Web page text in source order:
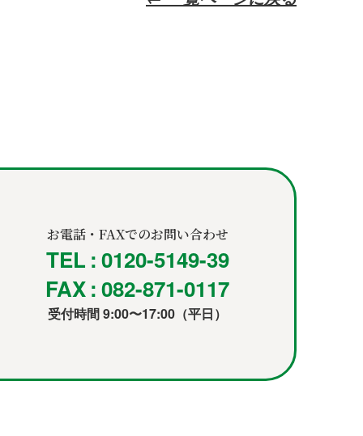
お電話・FAXでのお問い合わせ
TEL : 0120-5149-39
FAX : 082-871-0117
受付時間 9:00〜17:00（平日）